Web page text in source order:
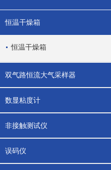
恒温干燥箱
恒温干燥箱
双气路恒流大气采样器
数显粘度计
非接触测试仪
误码仪